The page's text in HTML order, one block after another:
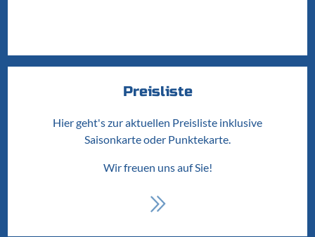
Preisliste
Hier geht's zur aktuellen Preisliste inklusive
Saisonkarte oder Punktekarte.
Wir freuen uns auf Sie!